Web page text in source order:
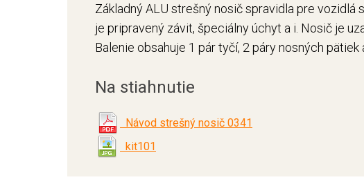
Základný ALU strešný nosič spravidla pre vozidlá
je pripravený závit, špeciálny úchyt a i. Nosič je
Balenie obsahuje 1 pár tyčí, 2 páry nosných pätiek
Na stiahnutie
Návod strešný nosič 0341
kit101